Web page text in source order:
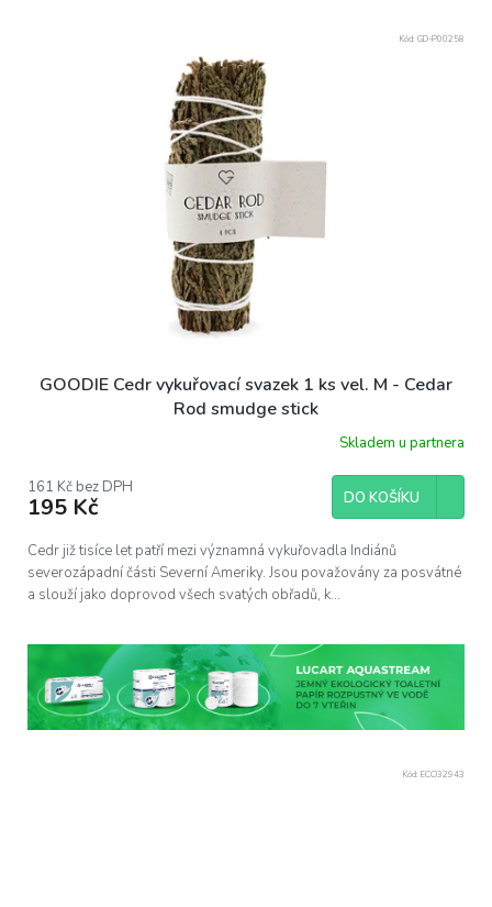
GOODIE Cedr vykuřovací svazek 1 ks vel. M - Cedar
Rod smudge stick
Skladem u partnera
161 Kč bez DPH
195 Kč DO KOŠÍKU
Cedr již tisíce let patří mezi významná vykuřovadla Indiánů
severozápadní části Severní Ameriky. Jsou považovány za posvátné
a slouží jako doprovod všech svatých obřadů, k...
Kód: GD-P00258
Kód: ECO32943